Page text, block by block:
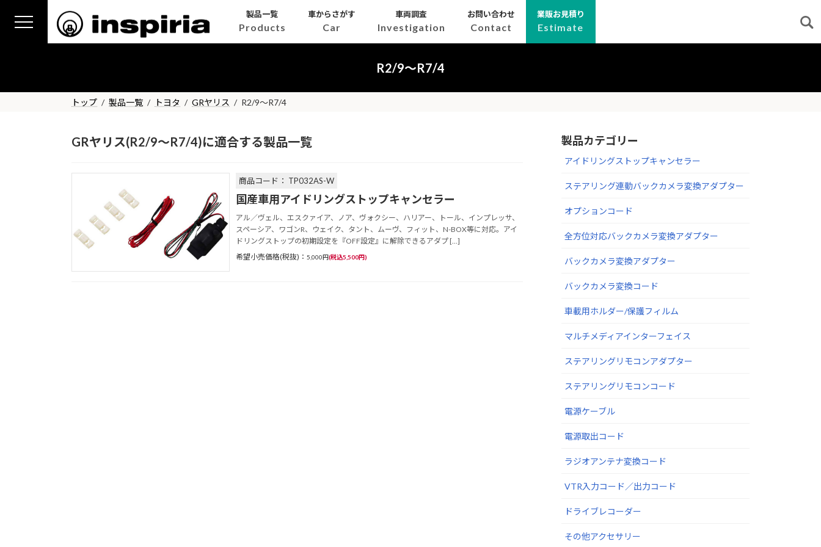
ス
ン
製品一覧
Products
車からさがす
Car
車両調査
Investigation
お問い合わせ
Contact
業販お見積り
Estimate
R2/9～R7/4
トップ 製品一覧 トヨタ GRヤリス R2/9～R7/4
GRヤリス(R2/9～R7/4)に適合する製品一覧
商品コード： TP032AS-W
国産車用アイドリングストップキャンセラー
アル／ヴェル、エスクァイア、ノア、ヴォクシー、ハリアー、トール、インプレッサ、
スペーシア、ワゴンR、ウェイク、タント、ムーヴ、フィット、N-BOX等に対応。アイ
ドリングストップの初期設定を『OFF設定』に解除できるアダプ […]
希望小売価格(税抜)： 5,000円(税込5,500円)
製品カテゴリー
アイドリングストップキャンセラー
ステアリング連動バックカメラ変換アダプター
オプションコード
全方位対応バックカメラ変換アダプター
バックカメラ変換アダプター
バックカメラ変換コード
車載用ホルダー/保護フィルム
マルチメディアインターフェイス
ステアリングリモコンアダプター
ステアリングリモコンコード
電源ケーブル
電源取出コード
ラジオアンテナ変換コード
VTR入力コード／出力コード
ドライブレコーダー
その他アクセサリー